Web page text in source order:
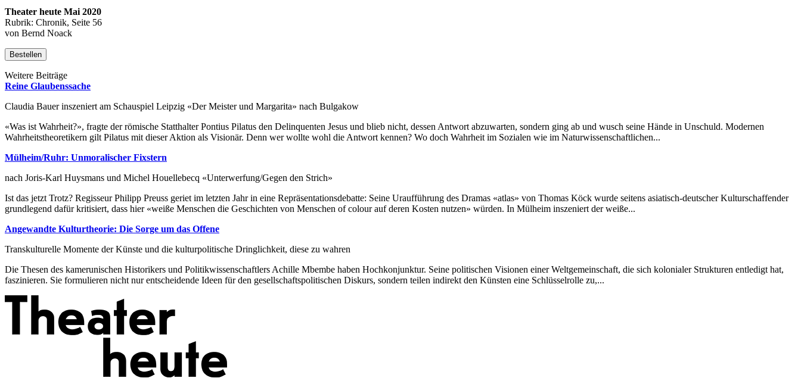
Theater heute Mai 2020
Rubrik: Chronik, Seite 56
von Bernd Noack
Bestellen
Weitere Beiträge
Reine Glaubenssache
Claudia Bauer inszeniert am Schauspiel Leipzig «Der Meister und Margarita» nach Bulgakow
«Was ist Wahrheit?», fragte der römische Statthalter Pontius Pilatus den Delinquenten Jesus und blieb nicht, dessen Antwort abzu­warten, sondern ging ab und wusch seine Hände in Unschuld. Modernen
Wahrheitstheoretikern gilt Pilatus mit dieser Aktion als Visionär. Denn wer wollte wohl die Antwort kennen? Wo doch Wahrheit im Sozialen wie im Naturwissenschaftlichen...
Mülheim/Ruhr: Unmoralischer Fixstern
nach Joris-Karl Huysmans und Michel Houellebecq «Unterwerfung/Gegen den Strich»
Ist das jetzt Trotz? Regisseur Philipp Preuss geriet im letzten Jahr in eine Repräsentationsdebatte: Seine Uraufführung des Dramas «atlas» von Thomas Köck wurde seitens asiatisch-deutscher Kulturschaffender
grundlegend dafür kritisiert, dass hier «weiße Menschen die Geschichten von Menschen of colour auf deren Kosten nutzen» würden. In Mülheim inszeniert der weiße...
Angewandte Kulturtheorie: Die Sorge um das Offene
Transkulturelle Momente der Künste und die kulturpolitische Dringlichkeit, diese zu wahren
Die Thesen des kamerunischen Hist­o­rikers und Politikwissenschaftlers Achille Mbembe haben Hochkonjunktur. Seine politischen Visionen einer Weltgemeinschaft, die sich kolonialer Strukturen entledigt hat,
faszinieren. Sie formulieren nicht nur entscheidende Ideen für den gesellschaftspolitischen Diskurs, sondern teilen indirekt den Künsten eine Schlüsselrolle zu,...